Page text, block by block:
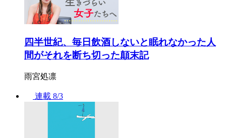
四半世紀、毎日飲酒しないと眠れなかった人
間がそれを断ち切った顛末記
雨宮処凛
連載 8/3